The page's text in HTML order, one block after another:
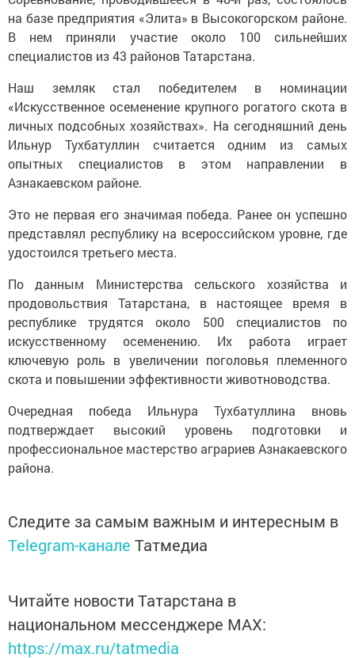
на базе предприятия «Элита» в Высокогорском районе.
В нем приняли участие около 100 сильнейших
специалистов из 43 районов Татарстана.
Наш земляк стал победителем в номинации
«Искусственное осеменение крупного рогатого скота в
личных подсобных хозяйствах». На сегодняшний день
Ильнур Тухбатуллин считается одним из самых
опытных специалистов в этом направлении в
Азнакаевском районе.
Это не первая его значимая победа. Ранее он успешно
представлял республику на всероссийском уровне, где
удостоился третьего места.
По данным Министерства сельского хозяйства и
продовольствия Татарстана, в настоящее время в
республике трудятся около 500 специалистов по
искусственному осеменению. Их работа играет
ключевую роль в увеличении поголовья племенного
скота и повышении эффективности животноводства.
Очередная победа Ильнура Тухбатуллина вновь
подтверждает высокий уровень подготовки и
профессиональное мастерство аграриев Азнакаевского
района.
Следите за самым важным и интересным в
Telegram-канале Татмедиа
Читайте новости Татарстана в
национальном мессенджере MАХ:
https://max.ru/tatmedia